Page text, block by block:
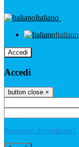
Italiano
Italiano
Accedi
Accedi
button close ×
Password dimenticata?